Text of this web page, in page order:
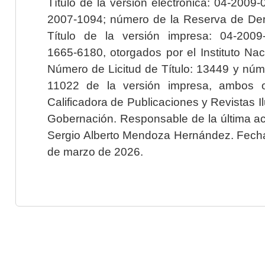
2007-1094; número de la Reserva de
Título de la versión impresa: 04-2009-
1665-6180, otorgados por el Instituto
Número de Licitud de Título: 13449 y
11022 de la versión impresa, ambos
Calificadora de Publicaciones y Revistas
Gobernación. Responsable de la última
Sergio Alberto Mendoza Hernández.
de marzo de 2026.